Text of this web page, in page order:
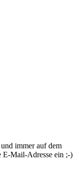
immer auf dem
E-Mail-Adresse ein ;-)